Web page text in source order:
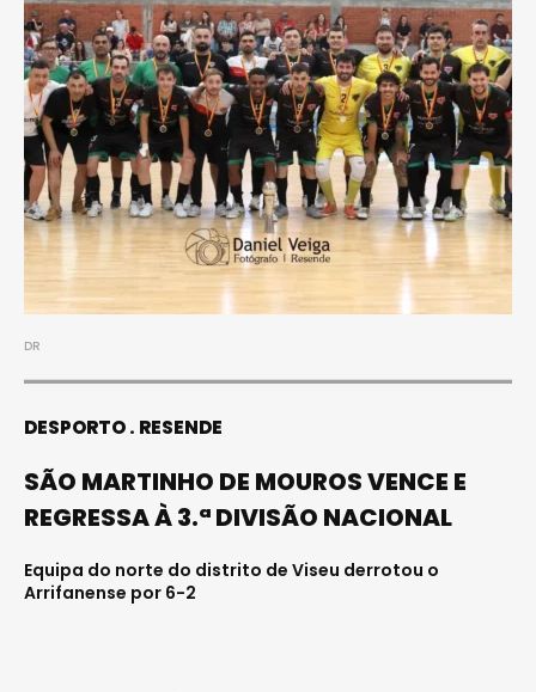
DR
DESPORTO RESENDE
SÃO MARTINHO DE MOUROS VENCE E
REGRESSA À 3.ª DIVISÃO NACIONAL
Equipa do norte do distrito de Viseu derrotou o
Arrifanense por 6-2